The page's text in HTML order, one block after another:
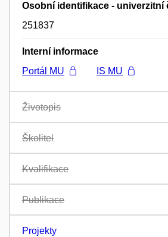
Osobní identifikace - univerzitní
251837
Interní informace
Portál MU
IS MU
Životopis
Školitel
Kvalifikace
Publikace
Projekty